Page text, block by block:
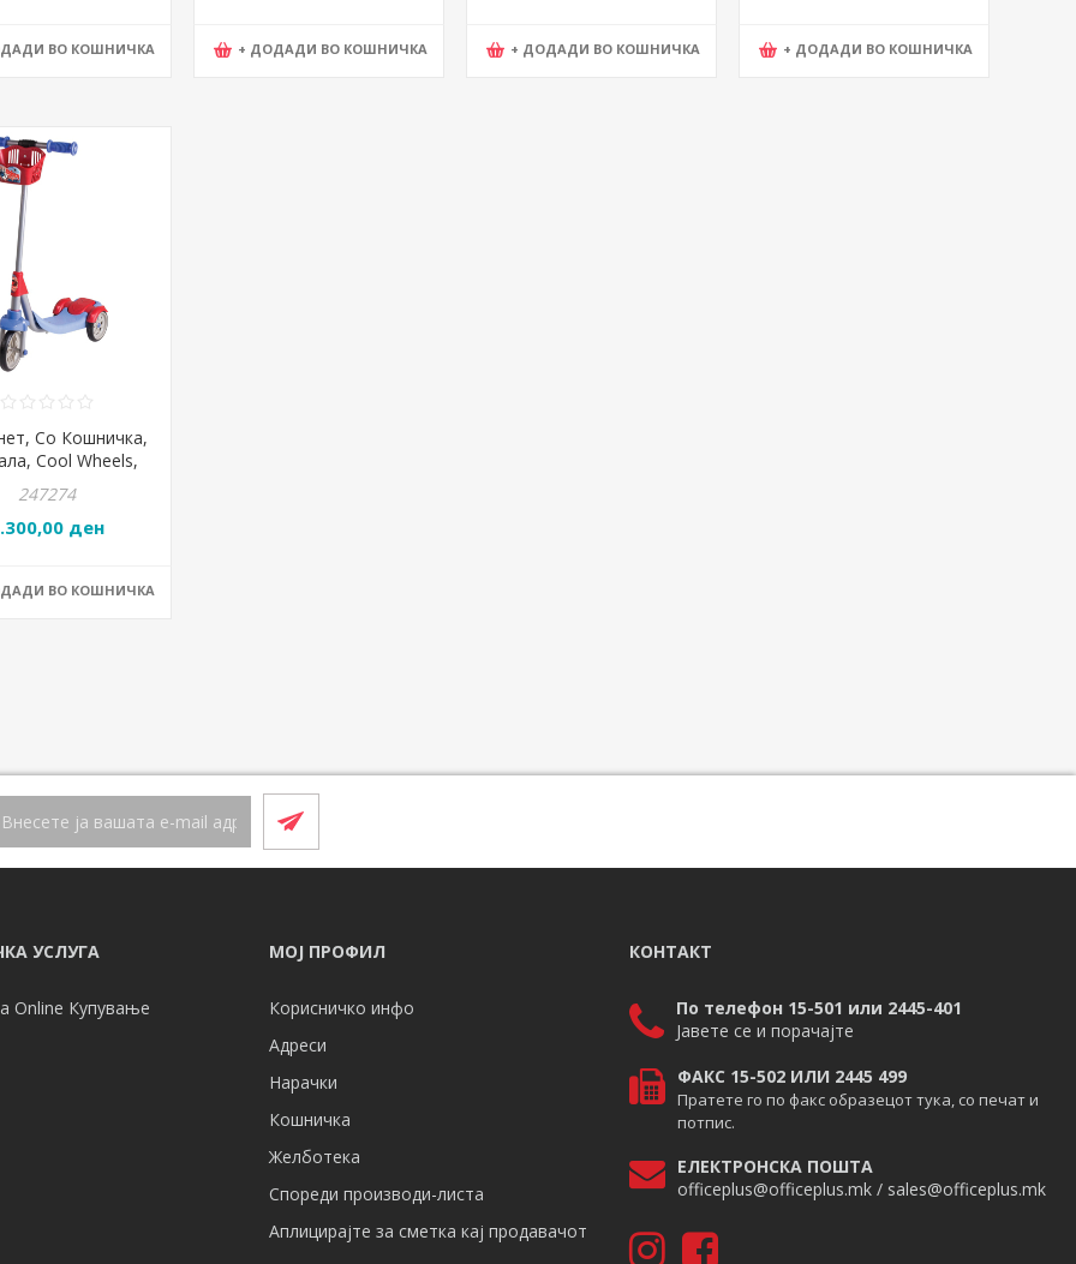
ВО КОШНИЧКА + ДОДАДИ ВО КОШНИЧКА + ДОДАДИ ВО КОШНИЧКА + ДОДАДИ ВО КОШНИЧКА
Со Кошничка,
Cool Wheels,
247274
ден
ВО КОШНИЧКА
УСЛУГА
Online Купување
МОЈ ПРОФИЛ
Корисничко инфо
Адреси
Нарачки
Кошничка
Желботека
Спореди производи-листа
Аплицирајте за сметка кај продавачот
КОНТАКТ
По телефон 15-501 или 2445-401
Јавете се и порачајте
ФАКС 15-502 ИЛИ 2445 499
Пратете го по факс образецот тука, со печат и
потпис.
ЕЛЕКТРОНСКА ПОШТА
officeplus@officeplus.mk / sales@officeplus.mk